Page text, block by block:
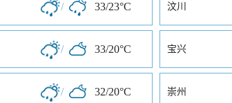
/ 33/23°C 汶川
/ 33/20°C 宝兴
/ 32/20°C 崇州